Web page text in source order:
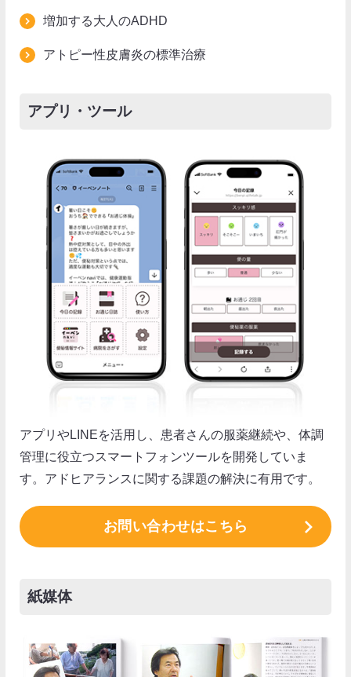
増加する大人のADHD
アトピー性皮膚炎の標準治療
アプリ・ツール
アプリやLINEを活用し、患者さんの服薬継続や、体調
管理に役立つスマートフォンツールを開発していま
す。アドヒアランスに関する課題の解決に有用です。
お問い合わせはこちら
紙媒体